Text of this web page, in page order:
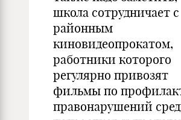
школа сотрудничает с
районным
киновидеопрокатом,
работники которого
регулярно привозят
фильмы по
правонарушений